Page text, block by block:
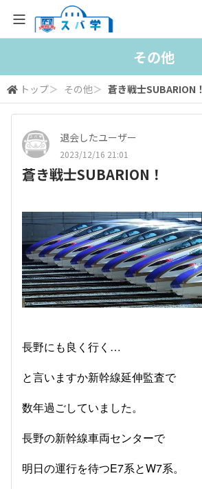
その他
トップ＞ その他＞ 蒼き戦士SUBARION！
退会したユーザー
2023/12/16 21:01
蒼き戦士SUBARION！
長野にも良く行く…
と言いますか新幹線延伸監査で
数年過ごしていました。
長野の新幹線車両センターで
明日の運行を待つE7系とW7系。